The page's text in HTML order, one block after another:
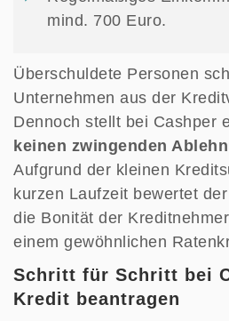
mind. 700 Euro.
Überschuldete Personen
Unternehmen aus der
Dennoch stellt bei Cashper
keinen zwingenden
Aufgrund der kleinen
kurzen Laufzeit bewertet
die Bonität der
einem gewöhnlichen
Schritt für Schritt bei
Kredit beantragen